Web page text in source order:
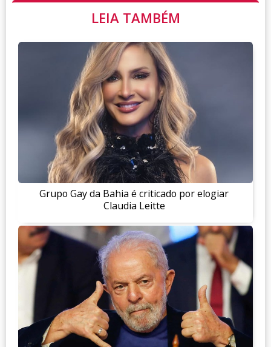
LEIA TAMBÉM
Grupo Gay da Bahia é criticado por elogiar
Claudia Leitte